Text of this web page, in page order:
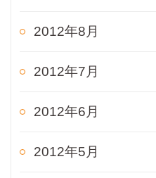
2012年8月
2012年7月
2012年6月
2012年5月